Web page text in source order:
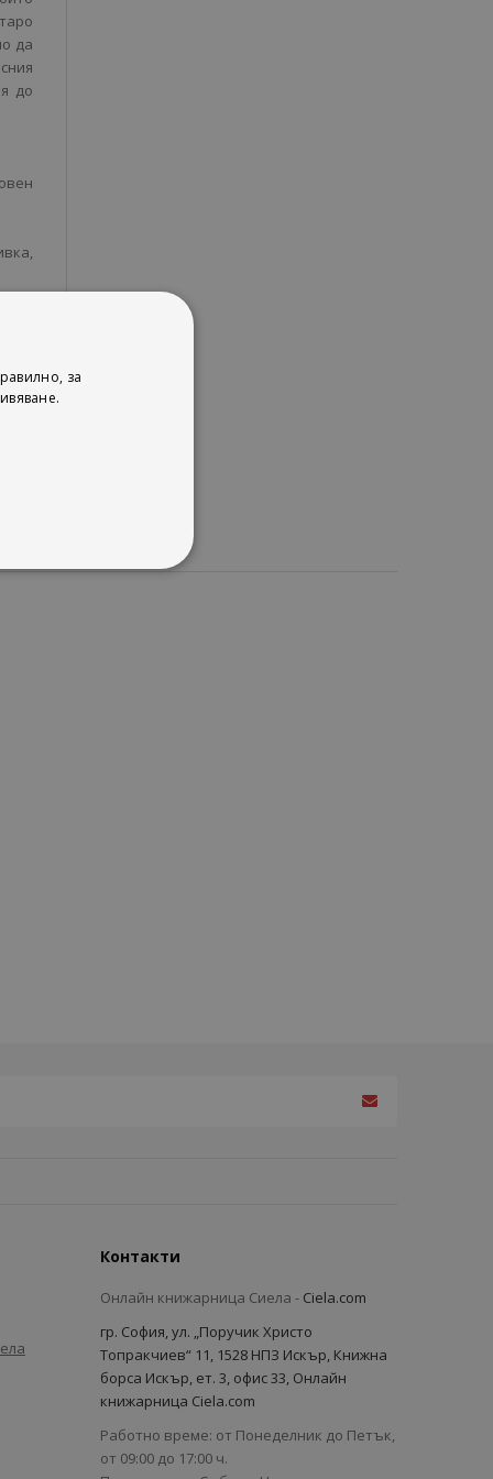
да
до
за
Контакти
Онлайн книжарница Сиела - Ciela.com
гр. София, ул. „Поручик Христо
Топракчиев“ 11, 1528 НПЗ Искър, Книжна
борса Искър, ет. 3, офис 33, Онлайн
книжарница Ciela.com
Работно време: от Понеделник до Петък,
от 09:00 до 17:00 ч.
за